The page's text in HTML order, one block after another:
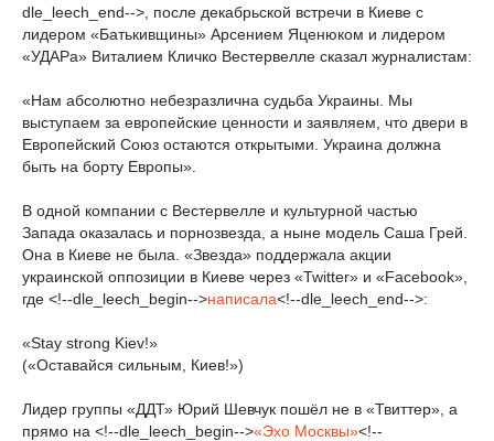
dle_leech_end-->, после декабрьской встречи в Киеве с
лидером «Батькивщины» Арсением Яценюком и лидером
«УДАРа» Виталием Кличко Вестервелле сказал журналистам:
«Нам абсолютно небезразлична судьба Украины. Мы
выступаем за европейские ценности и заявляем, что двери в
Европейский Союз остаются открытыми. Украина должна
быть на борту Европы».
В одной компании с Вестервелле и культурной частью
Запада оказалась и порнозвезда, а ныне модель Саша Грей.
Она в Киеве не была. «Звезда» поддержала акции
украинской оппозиции в Киеве через «Twitter» и «Facebook»,
где <!--dle_leech_begin-->написала<!--dle_leech_end-->:
«Stay strong Kiev!»
(«Оставайся сильным, Киев!»)
Лидер группы «ДДТ» Юрий Шевчук пошёл не в «Твиттер», а
прямо на <!--dle_leech_begin-->«Эхо Москвы»<!--